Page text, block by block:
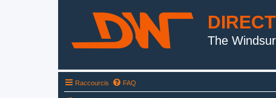
The
Raccourcis FAQ